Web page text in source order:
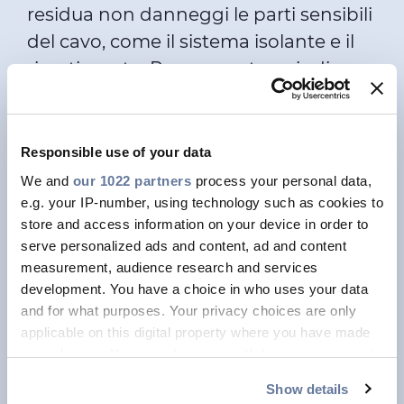
Responsible use of your data
We and our 1022 partners process your personal data,
e.g. your IP-number, using technology such as cookies to
store and access information on your device in order to
serve personalized ads and content, ad and content
measurement, audience research and services
development. You have a choice in who uses your data
and for what purposes. Your privacy choices are only
applicable on this digital property where you have made
your choices. You can change or withdraw your consent
Show details
residua non danneggi le parti sensibili
del cavo, come il sistema isolante e il
rivestimento. Rappresenta quindi una
soluzione a tale rischio, associato
che potenzialmente potrebbe
pregiudicare l’integrità del sistema
isolante, riducendone l'affidabilità nel
tempo.
Può essere applicato a cavi multipolari
e unipolari, è flessibile e semplice da
installare, ed è completamente